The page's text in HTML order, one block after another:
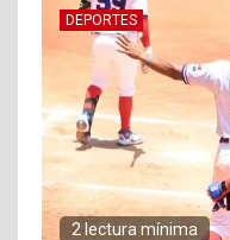
DEPORTES
2 lectura mínima